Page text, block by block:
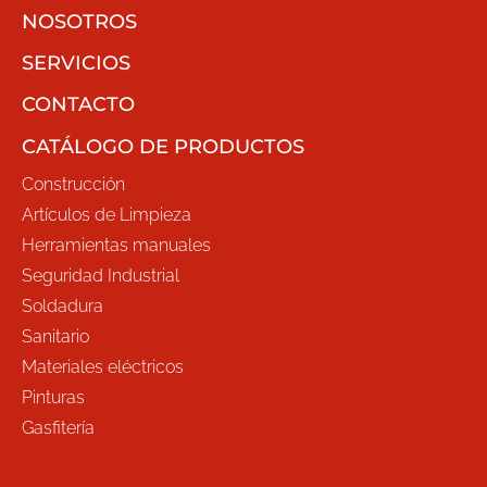
NOSOTROS
SERVICIOS
CONTACTO
CATÁLOGO DE PRODUCTOS
Construcción
Artículos de Limpieza
Herramientas manuales
Seguridad Industrial
Soldadura
Sanitario
Materiales eléctricos
Pinturas
Gasfitería